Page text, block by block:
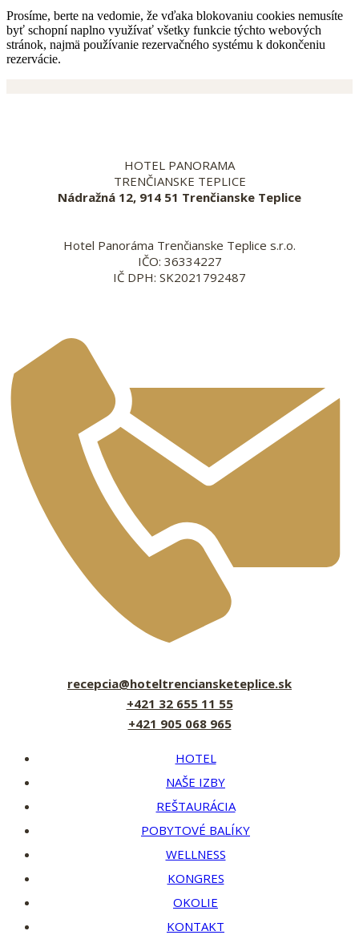
Prosíme, berte na vedomie, že vďaka blokovaniu cookies nemusíte
byť schopní naplno využívať všetky funkcie týchto webových
stránok, najmä používanie rezervačného systému k dokončeniu
rezervácie.
HOTEL PANORAMA
TRENČIANSKE TEPLICE
Nádražná 12, 914 51 Trenčianske Teplice
Hotel Panoráma Trenčianske Teplice s.r.o.
IČO: 36334227
IČ DPH: SK2021792487
recepcia@hoteltrenciansketeplice.sk
+421 32 655 11 55
+421 905 068 965
HOTEL
NAŠE IZBY
REŠTAURÁCIA
POBYTOVÉ BALÍKY
WELLNESS
KONGRES
OKOLIE
KONTAKT